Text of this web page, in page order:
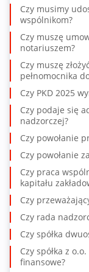
Czy musimy
wspólnikom?
Czy muszę
notariuszem?
Czy muszę
pełnomocnika
Czy PKD 2025
Czy podaje się
nadzorczej?
Czy powołanie
Czy powołanie
Czy praca
kapitału
Czy
Czy rada
Czy spółka
Czy spółka z
finansowe?